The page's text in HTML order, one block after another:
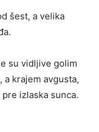
šest, a velika
su vidljive golim
a krajem avgusta,
izlaska sunca.